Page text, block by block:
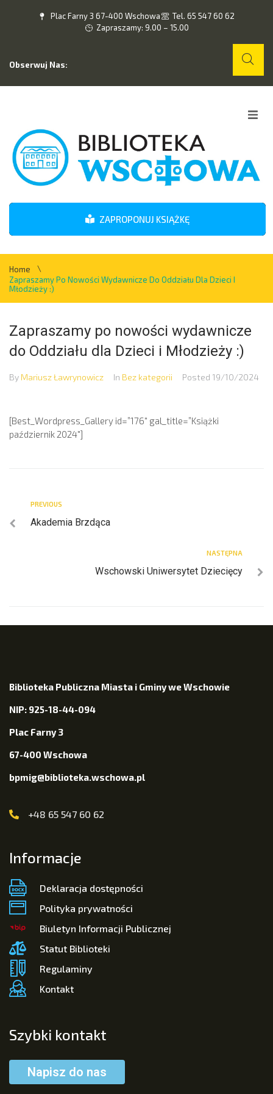
Plac Farny 3 67-400 Wschowa
Tel. 65 547 60 62
Zapraszamy: 9.00 – 15.00
Obserwuj Nas:
O nas
Wydarzenia
Kontakt
ZAPROPONUJ KSIĄŻKĘ
Home
\
Zapraszamy Po Nowości Wydawnicze Do Oddziału Dla Dzieci I
Młodzieży :)
Zapraszamy po nowości wydawnicze
do Oddziału dla Dzieci i Młodzieży :)
By Mariusz Ławrynowicz In Bez kategorii Posted 19/10/2024
[Best_Wordpress_Gallery id=”176″ gal_title=”Książki
październik 2024″]
PREVIOUS
Akademia Brzdąca
NASTĘPNA
Wschowski Uniwersytet Dziecięcy
Biblioteka Publiczna Miasta i Gminy we Wschowie
NIP: 925-18-44-094
Plac Farny 3
67-400 Wschowa
bpmig@biblioteka.wschowa.pl
+48 65 547 60 62
Informacje
Deklaracja dostępności
Polityka prywatności
Biuletyn Informacji Publicznej
Statut Biblioteki
Regulaminy
Kontakt
Szybki kontakt
Napisz do nas